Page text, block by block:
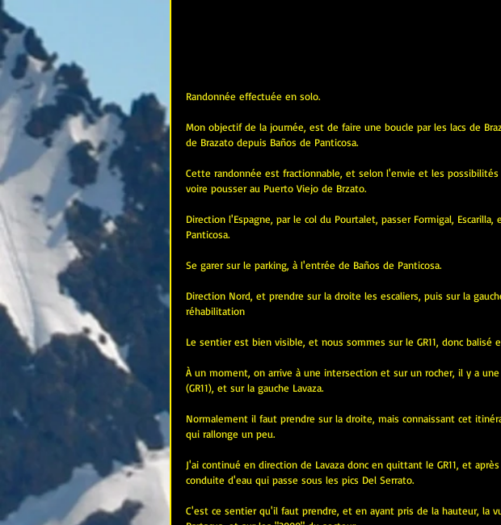
Randonnée effectuée en solo.
Mon objectif de la journée, est de faire une boucle par les lacs de
de Brazato depuis Baños de Panticosa.
Cette randonnée est fractionnable, et selon l'envie et les
voire pousser au Puerto Viejo de Brzato.
Direction l'Espagne, par le col du Pourtalet, passer Formigal,
Panticosa.
Se garer sur le parking, à l'entrée de Baños de Panticosa.
Direction Nord, et prendre sur la droite les escaliers, puis sur la
réhabilitation
Le sentier est bien visible, et nous sommes sur le GR11, donc balisé
À un moment, on arrive à une intersection et sur un rocher, il y a
(GR11), et sur la gauche Lavaza.
Normalement il faut prendre sur la droite, mais connaissant cet
qui rallonge un peu.
J'ai continué en direction de Lavaza donc en quittant le GR11, et
conduite d'eau qui passe sous les pics Del Serrato.
C'est ce sentier qu'il faut prendre, et en ayant pris de la hauteur, la